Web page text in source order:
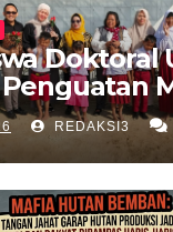
Doktoral
AnakREDAKSI3